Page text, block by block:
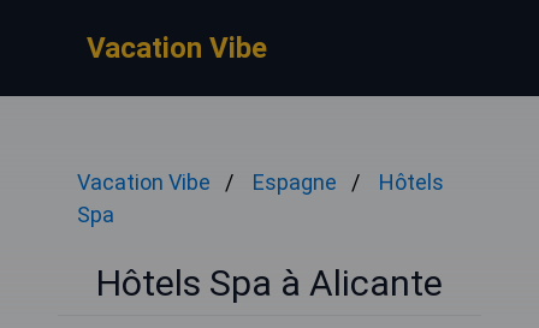
Vacation Vibe
Vacation Vibe Espagne
Hôtels
Spa
Hôtels Spa à Alicante